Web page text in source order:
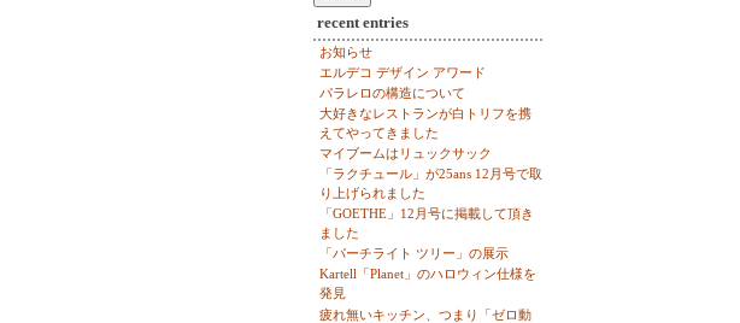
recent entries
お知らせ
エルデコ デザイン アワード
パラレロの構造について
大好きなレストランが白トリフを携
えてやってきました
マイブームはリュックサック
「ラクチュール」が25ans 12月号で取
り上げられました
「GOETHE」12月号に掲載して頂き
ました
「パーチライト ツリー」の展示
Kartell「Planet」のハロウィン仕様を
発見
疲れ無いキッチン、つまり「ゼロ動